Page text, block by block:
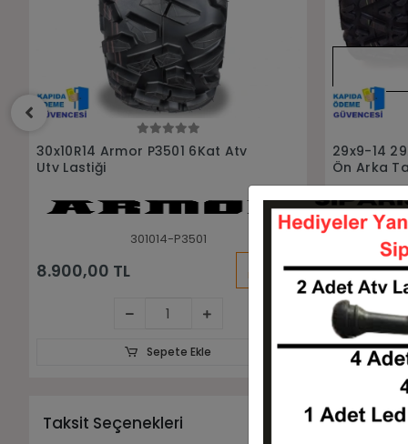
Stokta Yok
Tükendi
29x9-14 29X11-14 Sunf A033 Power
Ön Arka Takım Atv Utv Lastiği
SETA-29914-291114-A033
Stokta Yok
30x10R14
Utv Lastiği
Taksit Seçenekleri